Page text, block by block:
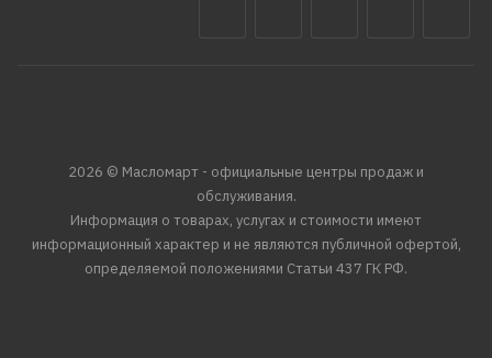
2026 © Масломарт - официальные центры продаж и
обслуживания.
Информация о товарах, услугах и стоимости имеют
информационный характер и не являются публичной офертой,
определяемой положениями Статьи 437 ГК РФ.